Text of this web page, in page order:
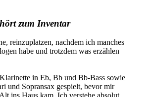
zum Inventar
reinzuplatzen, nachdem ich manches
habe und trotzdem was erzählen
in Eb, Bb und Bb-Bass sowie
und Sopransax gespielt, bevor mir